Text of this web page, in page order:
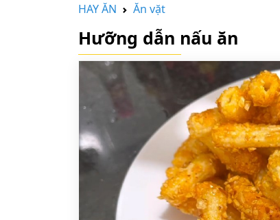
HAY ĂN Ăn vặt
Hưỡng dẫn nấu ăn